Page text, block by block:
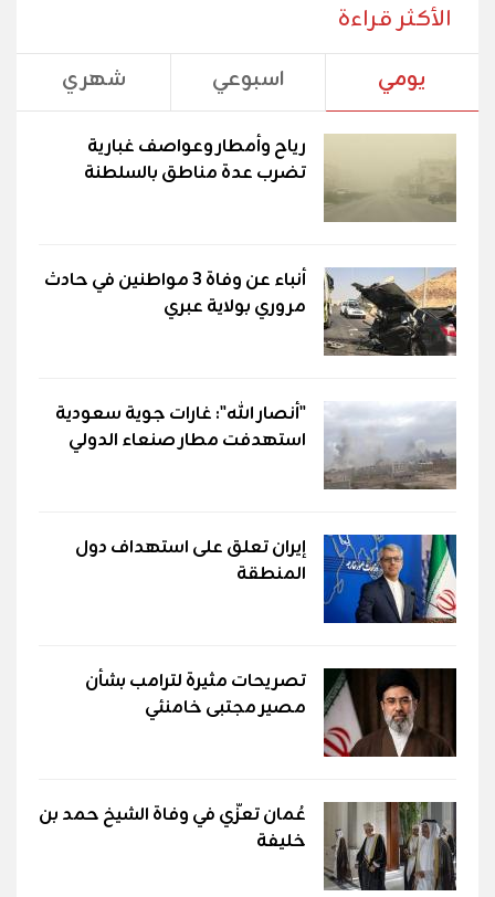
الأكثر قراءة
يومي اسبوعي شهري
رياح وأمطار وعواصف غبارية
تضرب عدة مناطق بالسلطنة
أنباء عن وفاة 3 مواطنين في حادث
مروري بولاية عبري
"أنصار الله": غارات جوية سعودية
استهدفت مطار صنعاء الدولي
إيران تعلق على استهداف دول
المنطقة
تصريحات مثيرة لترامب بشأن
مصير مجتبى خامنئي
عُمان تعزّي في وفاة الشيخ حمد بن
خليفة